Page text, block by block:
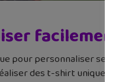
pour personnaliser ses
des t-shirt uniques !